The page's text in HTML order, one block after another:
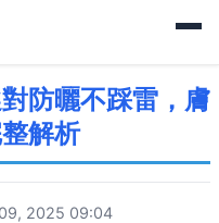
防曬不踩雷，膚
解析
2025 09:04